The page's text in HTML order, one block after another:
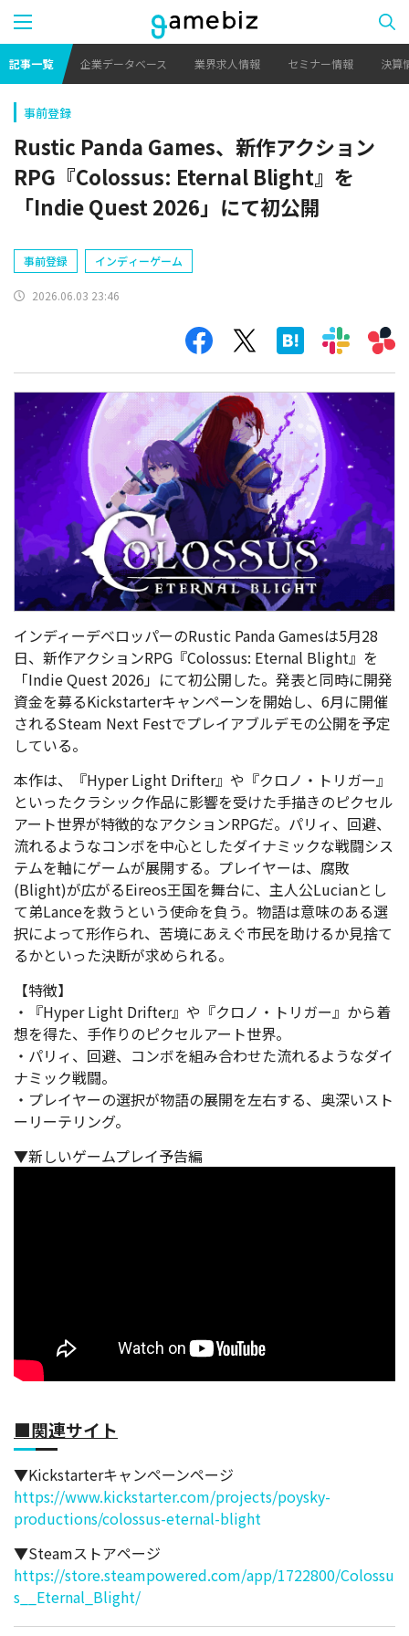
記事一覧 企業データベース 業界求人情報 セミナー情報 決算
事前登録
Rustic Panda Games、新作アクション
RPG『Colossus: Eternal Blight』を
「Indie Quest 2026」にて初公開
事前登録 インディーゲーム
2026.06.03 23:46
インディーデベロッパーのRustic Panda Gamesは5月28
日、新作アクションRPG『Colossus: Eternal Blight』を
「Indie Quest 2026」にて初公開した。発表と同時に開発
資金を募るKickstarterキャンペーンを開始し、6月に開催
されるSteam Next Festでプレイアブルデモの公開を予定
している。
本作は、『Hyper Light Drifter』や『クロノ・トリガー』
といったクラシック作品に影響を受けた手描きのピクセル
アート世界が特徴的なアクションRPGだ。パリィ、回避、
流れるようなコンボを中心としたダイナミックな戦闘シス
テムを軸にゲームが展開する。プレイヤーは、腐敗
(Blight)が広がるEireos王国を舞台に、主人公Lucianとし
て弟Lanceを救うという使命を負う。物語は意味のある選
択によって形作られ、苦境にあえぐ市民を助けるか見捨て
るかといった決断が求められる。
【特徴】
・『Hyper Light Drifter』や『クロノ・トリガー』から着
想を得た、手作りのピクセルアート世界。
・パリィ、回避、コンボを組み合わせた流れるようなダイ
ナミック戦闘。
・プレイヤーの選択が物語の展開を左右する、奥深いスト
ーリーテリング。
▼新しいゲームプレイ予告編
■関連サイト
▼Kickstarterキャンペーンページ
https://www.kickstarter.com/projects/poysky-
productions/colossus-eternal-blight
▼Steamストアページ
https://store.steampowered.com/app/1722800/Colossu
s__Eternal_Blight/